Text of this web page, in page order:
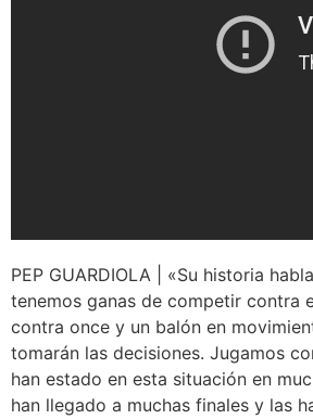
PEP GUARDIOLA | «Su historia
tenemos ganas de competir contra
contra once y un balón en
tomarán las decisiones. Jugamos
han estado en esta situación en
han llegado a muchas finales y las